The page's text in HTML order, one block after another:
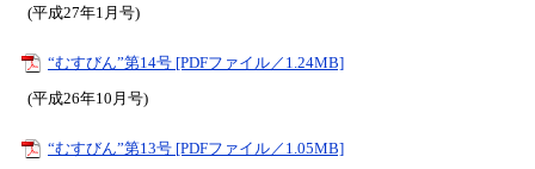
(平成27年1月号)
“むすびん”第14号 [PDFファイル／1.24MB]
(平成26年10月号)
“むすびん”第13号 [PDFファイル／1.05MB]